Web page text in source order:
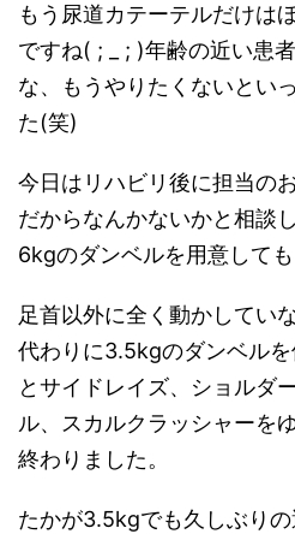
もう尿道カテーテルだけは
ですね( ; _ ; )年齢の近い患
な、もうやりたくないとい
た(笑)
今日はリハビリ後に担当の
だからなんかないかと相談
6kgのダンベルを用意して
足首以外に全く動かしてい
代わりに3.5kgのダンベル
とサイドレイズ、ショルダ
ル、スカルクラッシャーを
終わりました。
たかが3.5kgでも久しぶり